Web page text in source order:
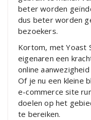
beter worden
dus beter worden
bezoekers.
Kortom, met Yoast
eigenaren een
online
Of je nu een kleine
e-commerce site
doelen op het
te bereiken.